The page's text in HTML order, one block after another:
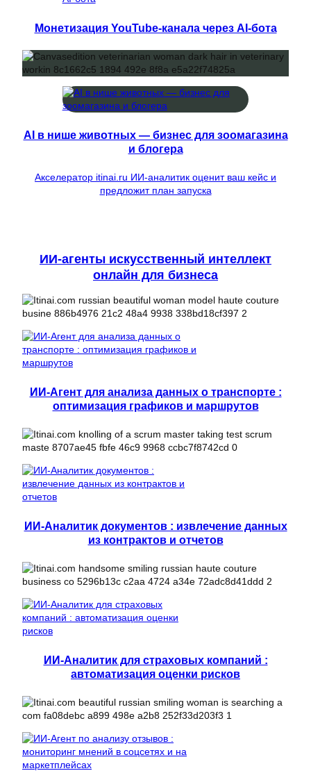
Монетизация YouTube-канала через AI-бота
AI в нише животных — бизнес для зоомагазина
и блогера
Акселератор itinai.ru ИИ-аналитик оценит ваш кейс и
предложит план запуска
ИИ-агенты искусственный интеллект
онлайн для бизнеса
ИИ-Агент для анализа данных о транспорте :
оптимизация графиков и маршрутов
ИИ-Аналитик документов : извлечение данных
из контрактов и отчетов
ИИ-Аналитик для страховых компаний :
автоматизация оценки рисков